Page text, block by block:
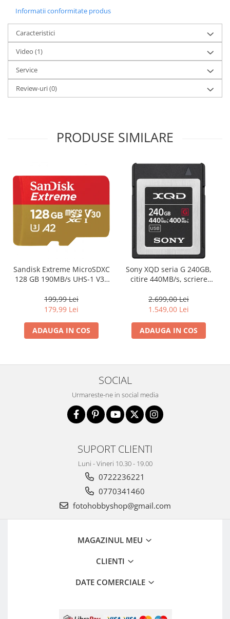
Informatii conformitate produs
Caracteristici
Video (1)
Service
Review-uri(0)
PRODUSE SIMILARE
Sandisk Extreme MicroSDXC
128 GB 190MB/s UHS-1 V30
199,99 Lei
179,99 Lei
ADAUGA IN COS
Sony XQD seria G 240GB,
citire 440MB/s, scriere
2.699,00 Lei
1.549,00 Lei
ADAUGA IN COS
SOCIAL
Urmareste-ne in social media
SUPORT CLIENTI
Luni - Vineri 10.30 - 19.00
0722236221
0770341460
fotohobbyshop@gmail.com
MAGAZINUL MEU
CLIENTI
DATE COMERCIALE